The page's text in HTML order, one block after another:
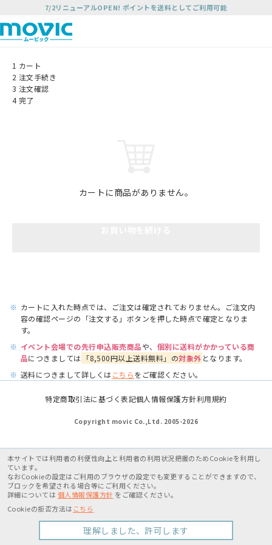
7/2リニューアルOPEN! ポイントを送料としてご利用可能
1 カート
2 注文手続き
3 注文確認
4 完了
カートに商品がありません。
※ カートに入れた時点では、ご注文は確定されておりません。ご注文内
容の確認ページの「注文する」ボタンを押した時点で確定となりま
す。
※ イベント会場での先行申込販売商品や、 個別に送料がかかっている商
品につきましては 「8,500円以上送料無料」の対象外 となります。
※ 送料につきまして詳しくはこちらをご確認ください。
特定商取引法に基づく表記個人情報保護方針利用規約
Copyright movic Co.,Ltd. 2005-2026
本サイトでは利用者の利便性向上と利用者の利用状況把握のためCookieを利用し
ています。
なおCookieの設定はご利用のブラウザの設定でも変更することができますので、
ブロックを希望される場合等にご利用ください。
詳細については 個人情報保護方針 をご確認ください。
Cookieの拒否方法は こちら
理解しました、許可します